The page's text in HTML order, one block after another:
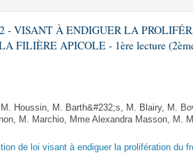
- VISANT À ENDIGUER LA
FILIÈRE APICOLE - 1ère lecture
Houssin, M. Barth&#232;s, M. Blairy, M.
M. Marchio, Mme Alexandra Masson, M.
de loi visant à endiguer la prolifération du